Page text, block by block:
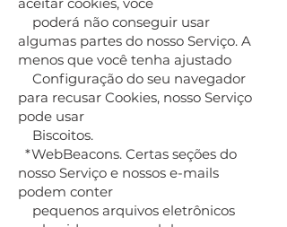
aceitar cookies, você
poderá não conseguir usar
algumas partes do nosso Serviço. A
menos que você tenha ajustado
Configuração do seu navegador
para recusar Cookies, nosso Serviço
pode usar
Biscoitos.
*WebBeacons. Certas seções do
nosso Serviço e nossos e-mails
podem conter
pequenos arquivos eletrônicos